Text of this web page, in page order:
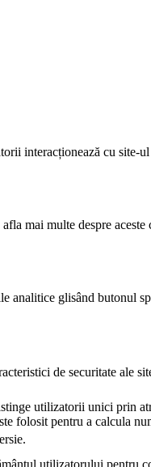
interacționează cu site-
mai multe despre
analitice glisând butonul
de securitate ale
utilizatorii unici prin
folosit pentru a calcula